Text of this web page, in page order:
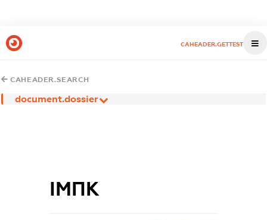
CAHEADER.GETTEST
CAHEADER.SEARCH
document.dossier
ІМПК